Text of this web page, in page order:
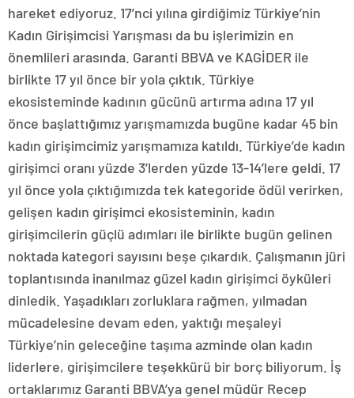
hareket ediyoruz. 17’nci yılına girdiğimiz Türkiye’nin
Kadın Girişimcisi Yarışması da bu işlerimizin en
önemlileri arasında. Garanti BBVA ve KAGİDER ile
birlikte 17 yıl önce bir yola çıktık. Türkiye
ekosisteminde kadının gücünü artırma adına 17 yıl
önce başlattığımız yarışmamızda bugüne kadar 45 bin
kadın girişimcimiz yarışmamıza katıldı. Türkiye’de kadın
girişimci oranı yüzde 3’lerden yüzde 13-14’lere geldi. 17
yıl önce yola çıktığımızda tek kategoride ödül verirken,
gelişen kadın girişimci ekosisteminin, kadın
girişimcilerin güçlü adımları ile birlikte bugün gelinen
noktada kategori sayısını beşe çıkardık. Çalışmanın jüri
toplantısında inanılmaz güzel kadın girişimci öyküleri
dinledik. Yaşadıkları zorluklara rağmen, yılmadan
mücadelesine devam eden, yaktığı meşaleyi
Türkiye’nin geleceğine taşıma azminde olan kadın
liderlere, girişimcilere teşekkürü bir borç biliyorum. İş
ortaklarımız Garanti BBVA’ya genel müdür Recep